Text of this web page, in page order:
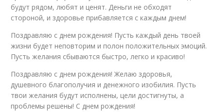
будут рядом, любят и ценят. Деньги не обходят
стороной, и здоровье прибавляется с каждым днем!
Поздравляю с днем рождения! Пусть каждый день твоей
жизни будет неповторим и полон положительных эмоций.
Пусть желания сбываются быстро, легко и красиво!
Поздравляю с днем рождения! Желаю здоровья,
душевного благополучия и денежного изобилия. Пусть
твои желания будут исполнены, цели достигнуты, а
проблемы решены! С днем рождения!